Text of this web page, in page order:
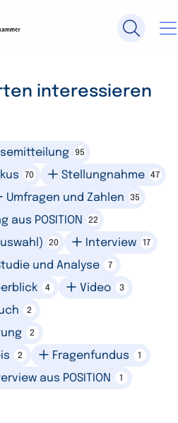
Sie DIHK.de
interessieren
95
70 Stellungnahme 47
Umfragen und Zahlen 35
aus POSITION 22
20 Interview 17
und Analyse 7
4 Video 3
2
2
2 Fragenfundus 1
aus POSITION 1